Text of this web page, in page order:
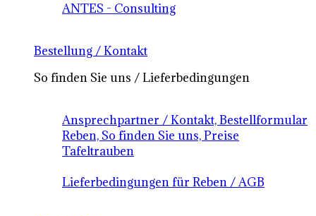
ANTES - Consulting
Bestellung / Kontakt
So finden Sie uns / Lieferbedingungen
Ansprechpartner / Kontakt, Bestellformular
Reben, So finden Sie uns, Preise
Tafeltrauben
Lieferbedingungen für Reben / AGB